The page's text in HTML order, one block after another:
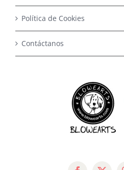
Política de Cookies
Contáctanos